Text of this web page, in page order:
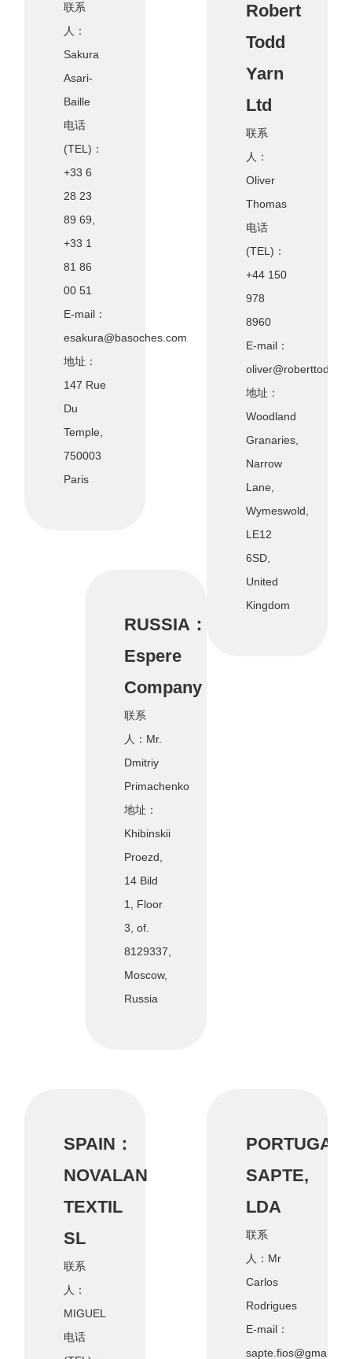
Robert
Todd
Yarn
Ltd
联系
人：
Oliver
Thomas
电话
(TEL)：
+44 150
978
8960
E-mail：
地址：
Woodland
Granaries,
Narrow
Lane,
Wymeswold,
LE12
6SD,
United
Kingdom
联系
人：
Sakura
Asari-
Baille
电话
(TEL)：
+33 6
28 23
89 69,
+33 1
81 86
00 51
E-mail：
esakura@basoches.com
地址：
147 Rue
Du
Temple,
750003
Paris
RUSSIA：
Espere
Company
联系
人：Mr.
Dmitriy
Primachenko
地址：
Khibinskii
Proezd,
14 Bild
1, Floor
3, of.
8129337,
Moscow,
Russia
SPAIN：
NOVALAN
TEXTIL
SL
联系
人：
MIGUEL
电话
PORTUGAL
SAPTE,
LDA
联系
人：Mr
Carlos
Rodrigues
E-mail：